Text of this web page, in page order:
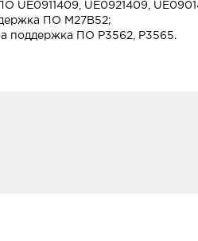
UE0921409,
ПО M27B52;
поддержка ПО P3562, P3565.